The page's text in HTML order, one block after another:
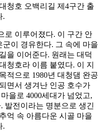
청호 오백리길 제4구간 출
.
로 이루어졌다. 이 구간 안
이 경유한다. 그 속에 마을
을 이어준다. 원래는 대덕
청호라 이름 붙였다. 이 지
적으로 1980년 대청댐 완공
면서 생겨난 인공 호수가
을로 4000세대가 넘었고,
발전이라는 명분으로 생긴
억 속 아름다운 시골 마을
.